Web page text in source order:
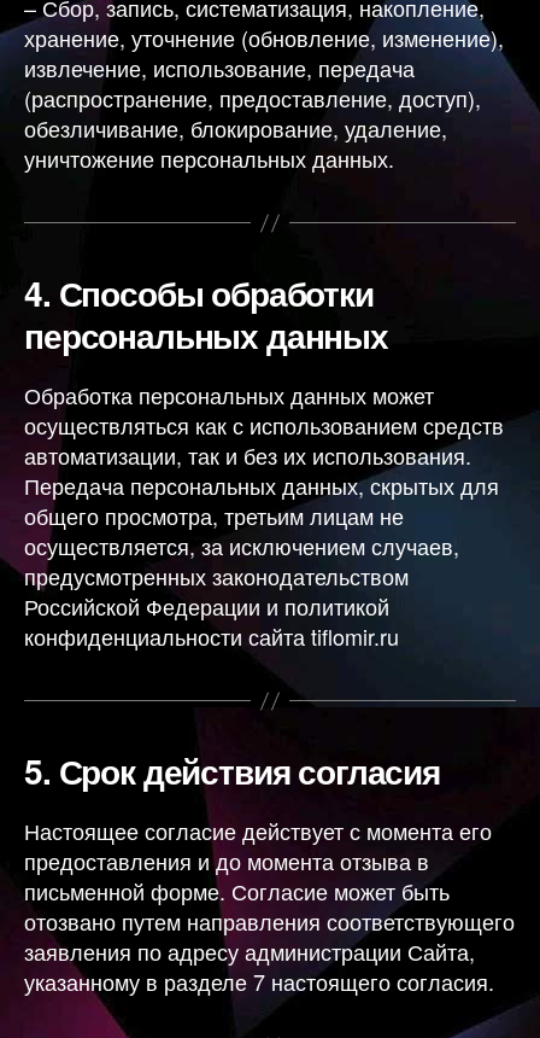
– Сбор, запись, систематизация, накопление,
хранение, уточнение (обновление, изменение),
извлечение, использование, передача
(распространение, предоставление, доступ),
обезличивание, блокирование, удаление,
уничтожение персональных данных.
4. Способы обработки
персональных данных
Обработка персональных данных может
осуществляться как с использованием средств
автоматизации, так и без их использования.
Передача персональных данных, скрытых для
общего просмотра, третьим лицам не
осуществляется, за исключением случаев,
предусмотренных законодательством
Российской Федерации и политикой
конфиденциальности сайта tiflomir.ru
5. Срок действия согласия
Настоящее согласие действует с момента его
предоставления и до момента отзыва в
письменной форме. Согласие может быть
отозвано путем направления соответствующего
заявления по адресу администрации Сайта,
указанному в разделе 7 настоящего согласия.